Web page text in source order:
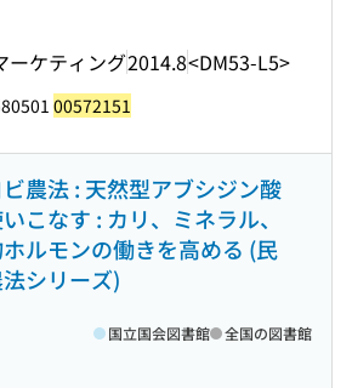
ーケティング2014.8<DM53-L5>
00572151
農法 : 天然型アブシジン酸
こなす : カリ、ミネラル、
ルモンの働きを高める (民
シリーズ)
国立国会図書館 全国の図書館